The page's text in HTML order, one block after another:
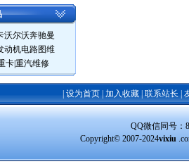
沃尔沃奔驰曼
动机电路图维
卡|重汽维修
设为首页| 加入收藏| 联系站长
QQ微信同号：
Copyright© 2007-2024vixiu